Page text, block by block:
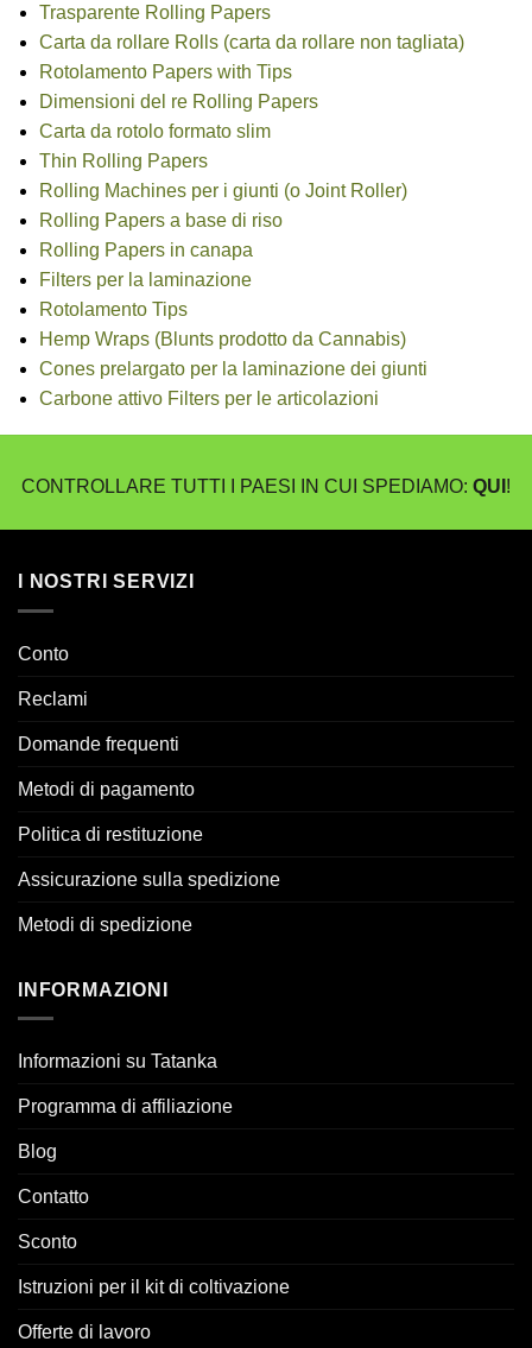
Trasparente Rolling Papers
Carta da rollare Rolls (carta da rollare non tagliata)
Rotolamento Papers with Tips
Dimensioni del re Rolling Papers
Carta da rotolo formato slim
Thin Rolling Papers
Rolling Machines per i giunti (o Joint Roller)
Rolling Papers a base di riso
Rolling Papers in canapa
Filters per la laminazione
Rotolamento Tips
Hemp Wraps (Blunts prodotto da Cannabis)
Cones prelargato per la laminazione dei giunti
Carbone attivo Filters per le articolazioni
CONTROLLARE TUTTI I PAESI IN CUI SPEDIAMO: QUI !
I NOSTRI SERVIZI
Conto
Reclami
Domande frequenti
Metodi di pagamento
Politica di restituzione
Assicurazione sulla spedizione
Metodi di spedizione
INFORMAZIONI
Informazioni su Tatanka
Programma di affiliazione
Blog
Contatto
Sconto
Istruzioni per il kit di coltivazione
Offerte di lavoro